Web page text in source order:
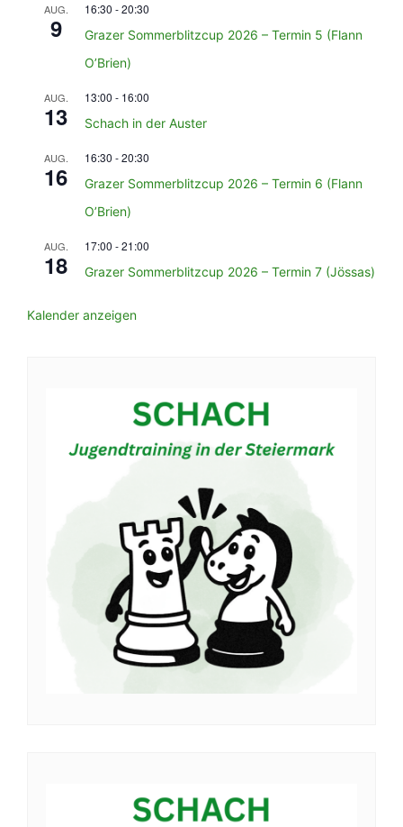
AUG.
9
16:30 -20:30
Grazer Sommerblitzcup 2026 – Termin 5 (Flann
O’Brien)
AUG.
13
13:00 - 16:00
Schach in der Auster
AUG.
16
16:30 -20:30
Grazer Sommerblitzcup 2026 – Termin 6 (Flann
O’Brien)
AUG.
18
17:00 -21:00
Grazer Sommerblitzcup 2026 – Termin 7 (Jössas)
Kalender anzeigen